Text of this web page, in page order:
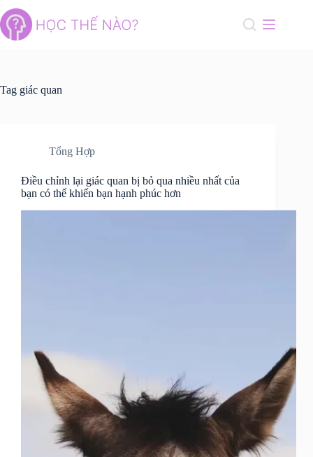
to
content
Tag giác quan
Tổng Hợp
Điều chỉnh lại giác quan bị bỏ qua nhiều nhất của
bạn có thể khiến bạn hạnh phúc hơn